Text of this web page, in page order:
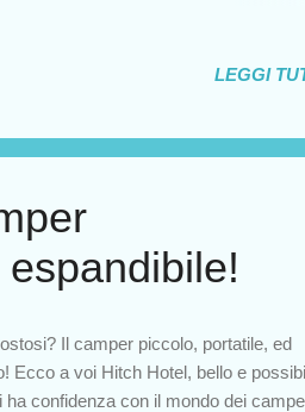
di trovarsi in circostanze così
Anche se spesso capita di
quando è ormai troppo tardi, bisogna
per tirarsi fuori da tali impicci.
una stradina ci accorgiamo del
LEGGI
Il camper piccolo, portatile, ed
Ecco a voi Hitch Hotel, bello e
confidenza con il mondo dei